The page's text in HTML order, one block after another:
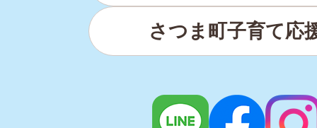
イ
さつま町子育て応